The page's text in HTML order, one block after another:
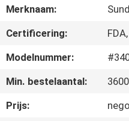
OVER
ONS
Merknaam:
Certificering:
Modelnummer:
Min. bestelaantal:
Prijs: